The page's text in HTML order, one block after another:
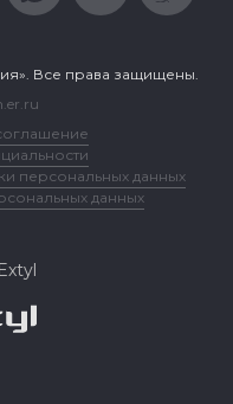
Все права защищены.
персональных данных
данных